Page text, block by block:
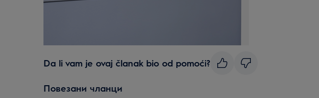
Da li vam je ovaj članak bio od pomoći?
Повезани чланци